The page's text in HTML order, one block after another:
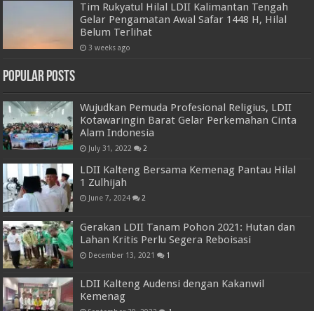
Tim Rukyatul Hilal LDII Kalimantan Tengah
Gelar Pengamatan Awal Safar 1448 H, Hilal
Belum Terlihat
3 weeks ago
Popular Posts
Wujudkan Pemuda Profesional Religius, LDII
Kotawaringin Barat Gelar Perkemahan Cinta
Alam Indonesia
July 31, 2022 2
LDII Kalteng Bersama Kemenag Pantau Hilal
1 Zulhijah
June 7, 2024 2
Gerakan LDII Tanam Pohon 2021: Hutan dan
Lahan Kritis Perlu Segera Reboisasi
December 13, 2021 1
LDII Kalteng Audensi dengan Kakanwil
Kemenag